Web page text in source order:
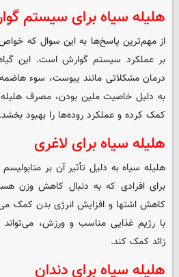
هلیله سیاه برای سیستم
از مهم‌ترین پاسخ‌ها به این سوال که
بر عملکرد سیستم گوارش است. این
درمان مشکلاتی مانند یبوست، سوء
به دلیل خاصیت ملین بودن، مصرف
کمک کرده و عملکرد روده‌ها را بهبود بخشد.
هلیله سیاه برای لاغری
هلیله سیاه به دلیل تأثیر آن بر
برای افرادی که به دنبال کاهش وزن
کاهش اشتها و افزایش انرژی بدن کمک
با رژیم غذایی مناسب و ورزش،
زائد کمک کند.
هلیله سیاه برای دندان